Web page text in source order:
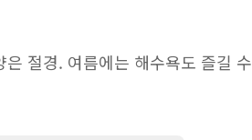
절경. 여름에는 해수욕도 즐길